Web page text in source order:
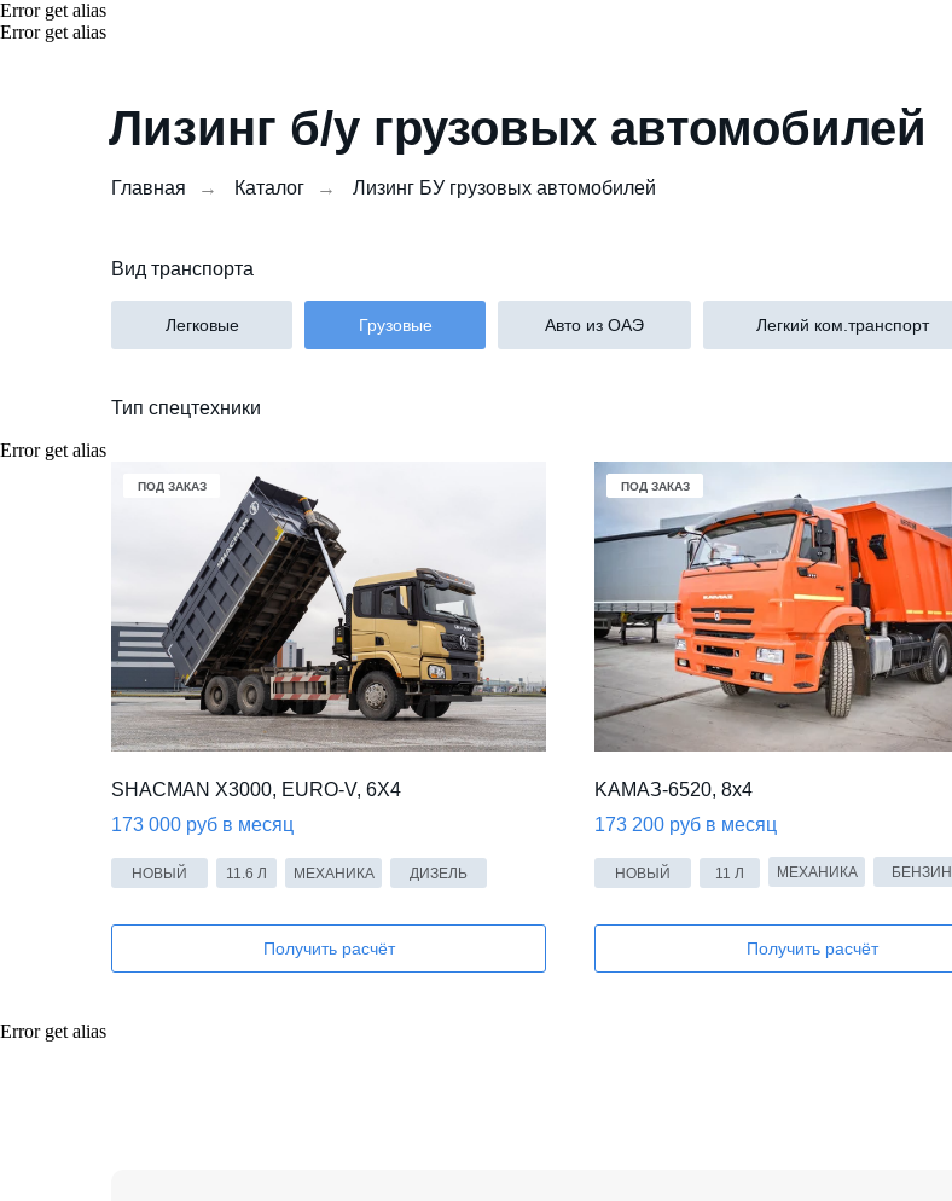
Error get alias
Error get alias
Лизинг б/у грузовых автомобилей
Главная → Каталог → Лизинг БУ грузовых автомобилей
Вид транспорта
Легковые Грузовые Авто из ОАЭ Легкий ком.транспорт
Тип спецтехники
Error get alias
SHACMAN X3000, EURO-V, 6X4
173 000 руб в месяц
11.6 Л МЕХАНИКА ДИЗЕЛЬ
НОВЫЙ
KАМАЗ-6520, 8x4
173 200 руб в месяц
11 Л МЕХАНИКА БЕНЗИН
НОВЫЙ
Получить расчёт Получить расчёт
В НАЛИЧИИ В НАЛИЧИИ
ПОД ЗАКАЗ
ПОД ЗАКАЗ ПОД ЗАКАЗ
Error get alias